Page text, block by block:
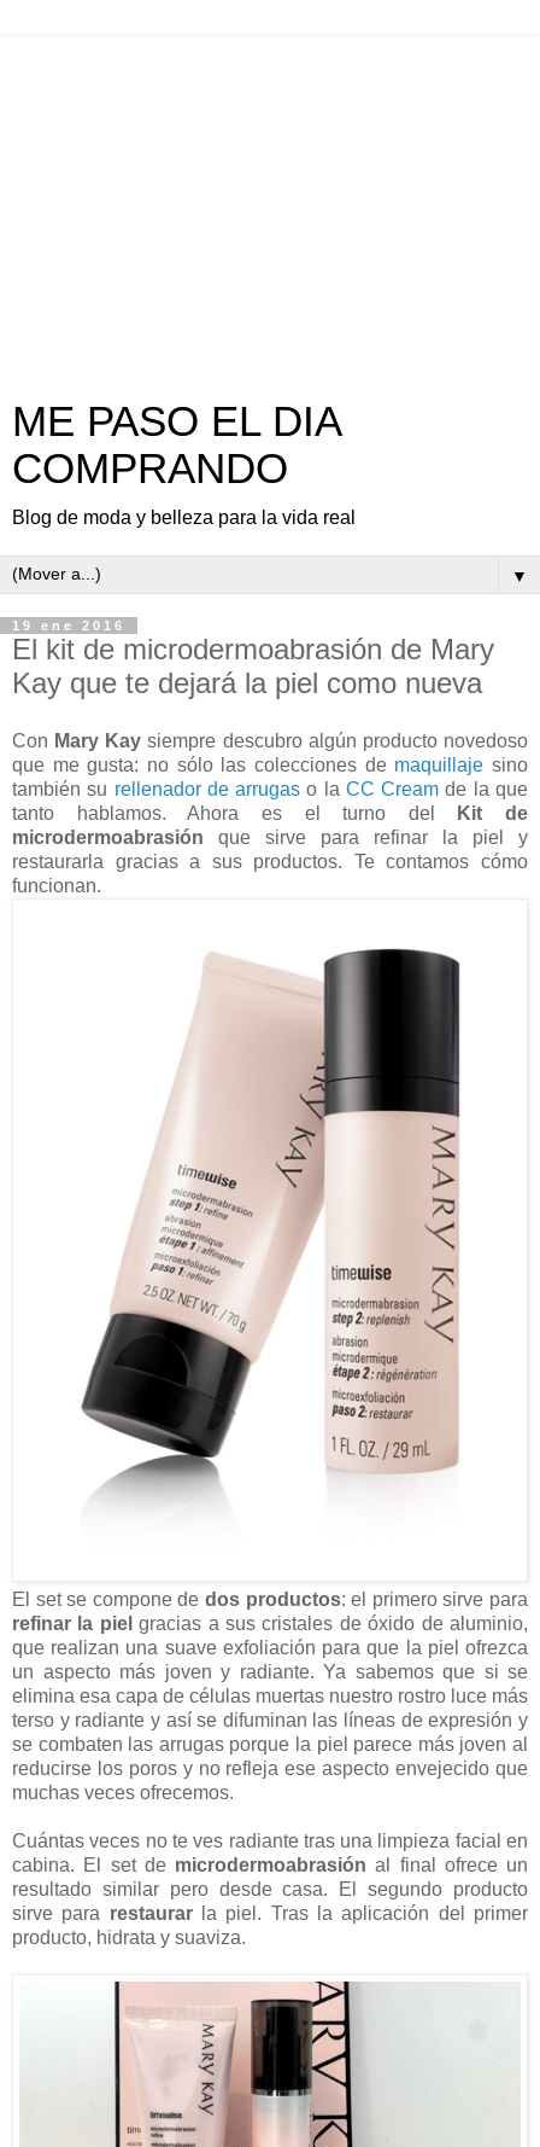
ME PASO EL DIA
COMPRANDO
Blog de moda y belleza para la vida real
▼
19 ene 2016
El kit de microdermoabrasión de Mary
Kay que te dejará la piel como nueva
Con Mary Kay siempre descubro algún producto novedoso
que me gusta: no sólo las colecciones de maquillaje sino
también su rellenador de arrugas o la CC Cream de la que
tanto hablamos. Ahora es el turno del
Kit de
microdermoabrasión que sirve para refinar la piel y
restaurarla gracias a sus productos. Te contamos cómo
funcionan.
El set se compone de dos productos: el primero sirve para
refinar la pielgracias a sus cristales de óxido de aluminio,
que realizan una suave exfoliación para que la piel ofrezca
un aspecto más joven y radiante. Ya sabemos que si se
elimina esa capa de células muertas nuestro rostro luce más
terso y radiante y así se difuminan las líneas de expresión y
se combaten las arrugas porque la piel parece más joven al
reducirse los poros y no refleja ese aspecto envejecido que
muchas veces ofrecemos.
Cuántas veces no te ves radiante tras una limpieza facial en
cabina. El set de microdermoabrasiónal final ofrece un
resultado similar pero desde casa. El segundo producto
sirve para restaurarla piel. Tras la aplicación del primer
producto, hidrata y suaviza.